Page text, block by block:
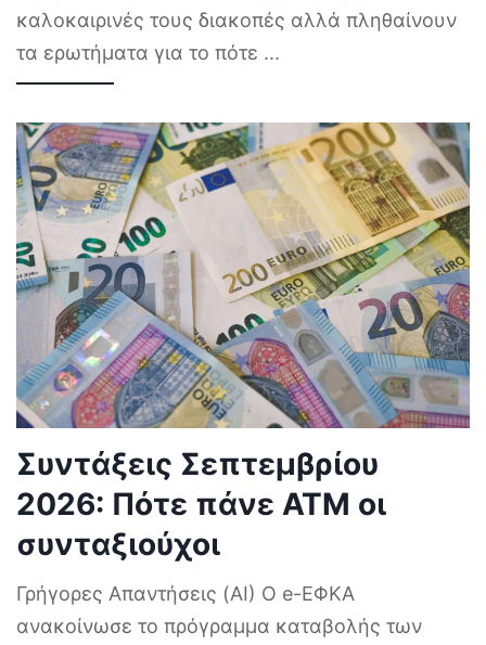
καλοκαιρινές τους διακοπές αλλά πληθαίνουν
τα ερωτήματα για το πότε ...
Συντάξεις Σεπτεμβρίου
2026: Πότε πάνε ΑΤΜ οι
συνταξιούχοι
Γρήγορες Απαντήσεις (AI) Ο e-ΕΦΚΑ
ανακοίνωσε το πρόγραμμα καταβολής των